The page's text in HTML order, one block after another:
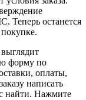
Теперь останется
форму по
оплаты,
написать
найти. Нажмите